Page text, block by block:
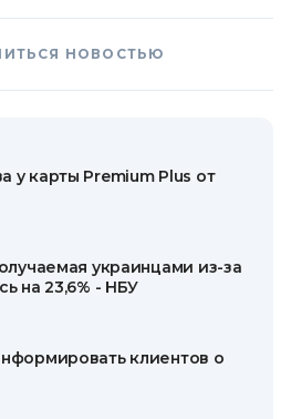
НОВОСТЬЮ
у карты Premium Plus от
украинцами из-за
на 23,6% - НБУ
клиентов о